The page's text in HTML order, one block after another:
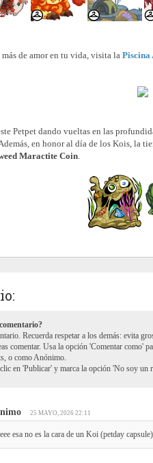
de amor en tu vida, visita la
Petpet dando vueltas en las
en honor al día de los Kois, la
Maractite Coin.
Recuerda respetar a los demás: evita
comentar. Usa la opción 'Comentar como'
o como Anónimo.
en 'Publicar' y marca la opción 'No soy un
25 MAYO, 2026 22:11
esa no es la cara de un Koi (petday capsule)